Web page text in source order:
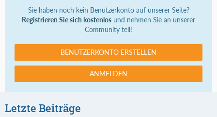
Sie haben noch kein Benutzerkonto auf unserer Seite?
Registrieren Sie sich kostenlos und nehmen Sie an unserer
Community teil!
BENUTZERKONTO ERSTELLEN
ANMELDEN
Letzte Beiträge